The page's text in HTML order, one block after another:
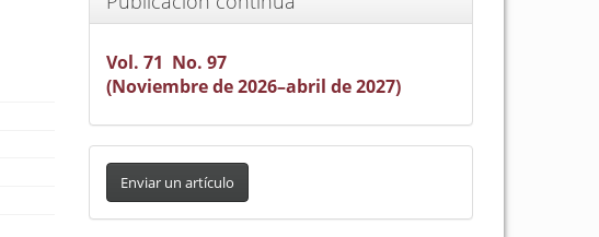
Vol. 71 No. 97
(Noviembre de 2026–abril de 2027)
Enviar
artículo
Enviar un artículo